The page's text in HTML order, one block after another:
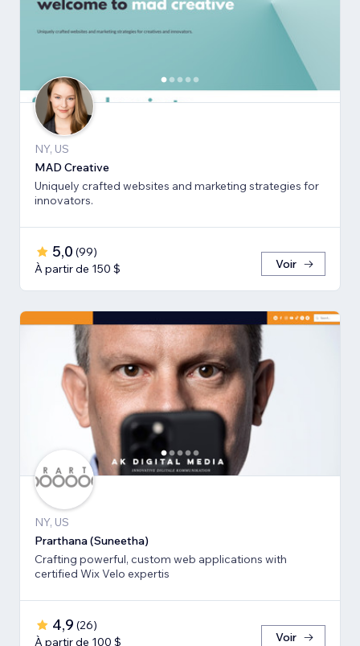
NY, US
MAD Creative
Uniquely crafted websites and marketing strategies for
innovators.
5,0 (99)
À partir de 150 $
Voir
NY, US
Prarthana (Suneetha)
Crafting powerful, custom web applications with
certified Wix Velo expertis
4,9 (26)
À partir de 100 $
Voir